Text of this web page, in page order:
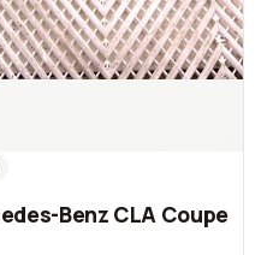
Benz CLA Coupe